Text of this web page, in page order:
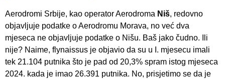
Aerodromi Srbije, kao operator Aerodroma Niš, redovno
objavljuje podatke o Aerodromu Morava, no već dva
mjeseca ne objavljuje podatke o Nišu. Baš jako čudno. Ili
nije? Naime, flynaissus je objavio da su u I. mjesecu imali
tek 21.104 putnika što je pad od 20,3% spram istog mjeseca
2024. kada je imao 26.391 putnika. No, prisjetimo se da je